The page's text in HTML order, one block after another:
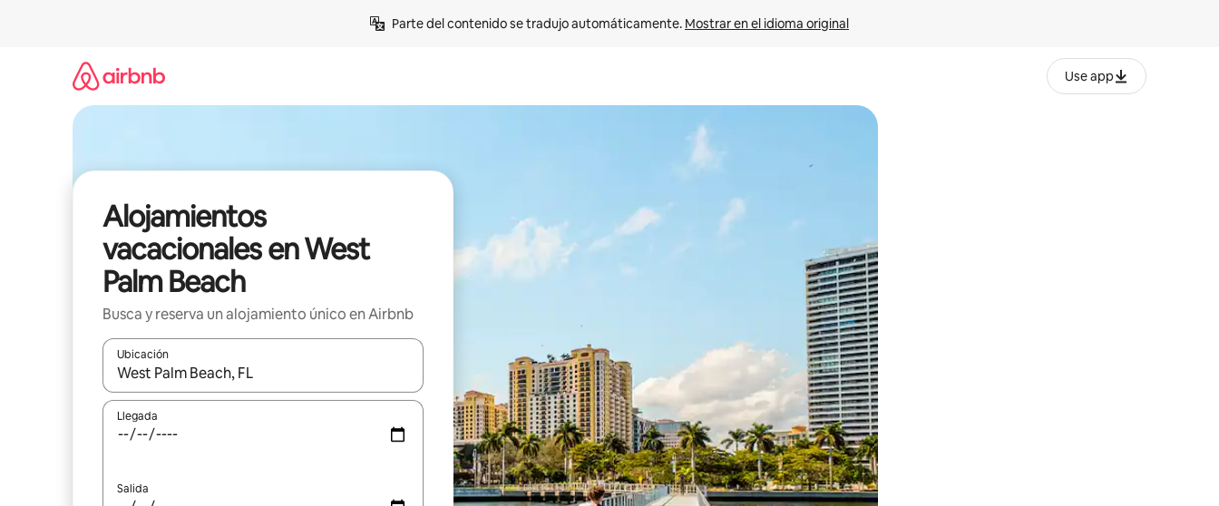
Parte del contenido se tradujo automáticamente. Mostrar en el idioma original
Use app
Alojamientos
vacacionales en West
Palm Beach
Busca y reserva un alojamiento único en Airbnb
Ubicación
Cuando los resultados estén disponibles, podrás navegar usando las teclas de las flechas hacia arriba y hacia abajo, o bien tocando y deslizando la pantalla.
Llegada
Salida